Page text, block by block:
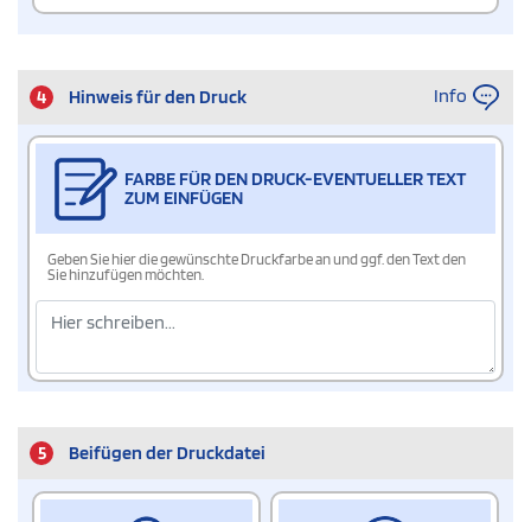
4 Hinweis für den Druck Info
FARBE FÜR DEN DRUCK-EVENTUELLER TEXT
ZUM EINFÜGEN
Geben Sie hier die gewünschte Druckfarbe an und ggf. den Text den
Sie hinzufügen möchten.
5 Beifügen der Druckdatei